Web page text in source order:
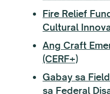
Fire Relief
Cultural
Ang Craft
(CERF+)
Gabay sa
sa Federal